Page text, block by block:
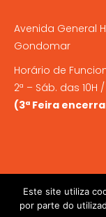
Avenida General
Gondomar
Horário de
2ª – Sáb. das 10H /
(3ª Feira
Este site utiliza
por parte do